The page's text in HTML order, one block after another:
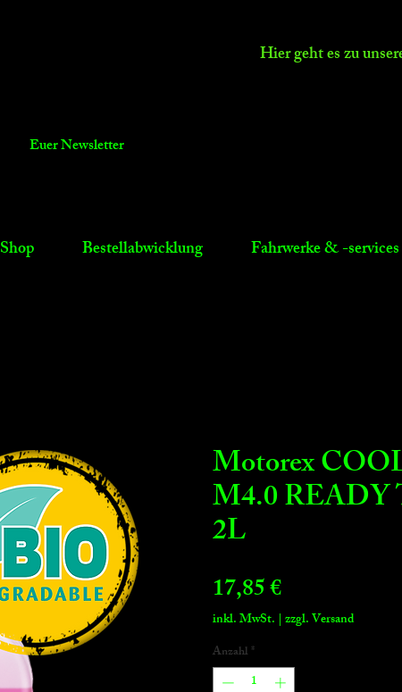
Euer Newsletter
Hier geht es zu
Shop Bestellabwicklung Fahrwerke & -services
Motorex
M4.0 READY
2L
17,85 €Preis
inkl. MwSt. | zzgl. Versand
Anzahl*